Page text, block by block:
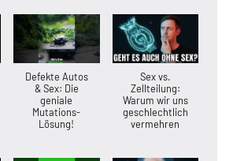
Defekte Autos
& Sex: Die
geniale
Mutations-
Lösung!
Sex vs.
Zellteilung:
Warum wir uns
geschlechtlich
vermehren